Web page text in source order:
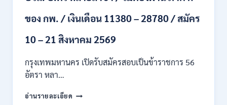
เงิน
23,290
สมัคร
ONLINE
26
ของ กพ. / เงินเดือน 11380 – 28780 / สมัคร
10 – 21 สิงหาคม 2569
กรุงเทพมหานคร เปิดรับสมัครสอบเป็นข้าราชการ 56
อัตรา หลา…
อ่านรายละเอียด กรุงเทพมหานคร